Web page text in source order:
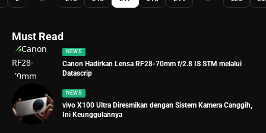
Must Read
NEWS
Canon Hadirkan Lensa RF28-70mm f/2.8 IS STM melalui
Datascrip
NEWS
vivo X100 Ultra Diresmikan dengan Sistem Kamera Canggih,
Ini Keunggulannya